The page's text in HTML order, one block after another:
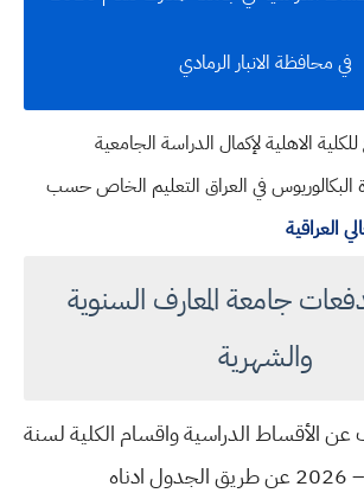
في محافظة الانبار الرمادي
للكلية الاهلية لإكمال الدراسة الجامعية
في العراق التعليم الخاص حسب
العراقية
جامعة المعارف السنوية
والشهرية
عن الأقساط الدراسية واقسام الكلية لسنة